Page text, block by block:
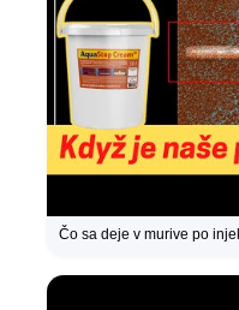
Čo sa deje v murive po